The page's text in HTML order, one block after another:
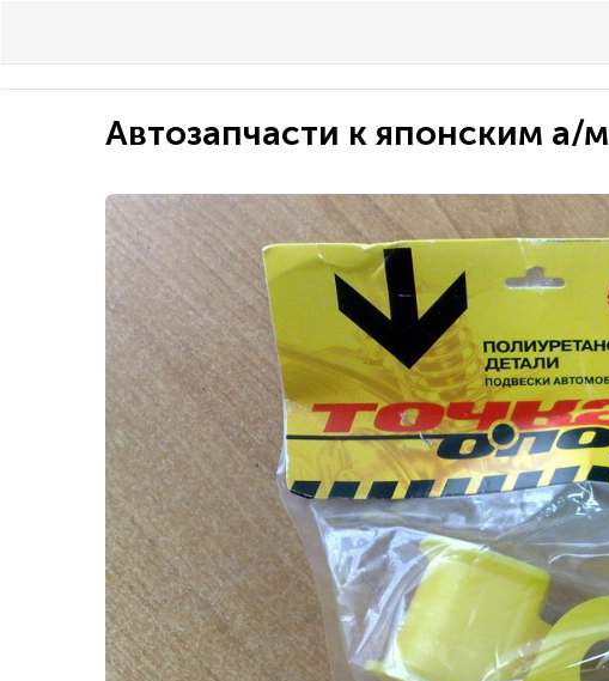
Автозапчасти к японским